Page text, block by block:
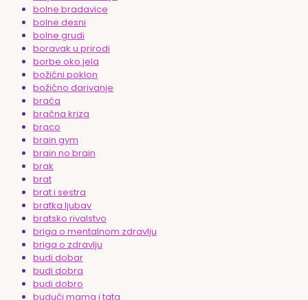
bolne bradavice
bolne desni
bolne grudi
boravak u prirodi
borbe oko jela
božićni poklon
božićno darivanje
braća
bračna kriza
braco
brain gym
brain no brain
brak
brat
brat i sestra
bratka ljubav
bratsko rivalstvo
briga o mentalnom zdravlju
briga o zdravlju
budi dobar
budi dobra
budi dobro
budući mama i tata